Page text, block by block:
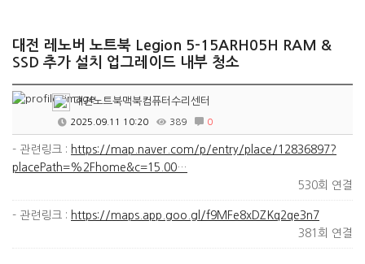
대전 레노버 노트북 Legion 5-15ARH05H RAM &
SSD 추가 설치 업그레이드 내부 청소
대전노트북맥북컴퓨터수리센터
2025.09.11 10:20 389 0
- 관련링크 : https://map.naver.com/p/entry/place/12836897?
placePath=%2Fhome&c=15.00…
530회 연결
- 관련링크 : https://maps.app.goo.gl/f9MFe8xDZKq2qe3n7
381회 연결